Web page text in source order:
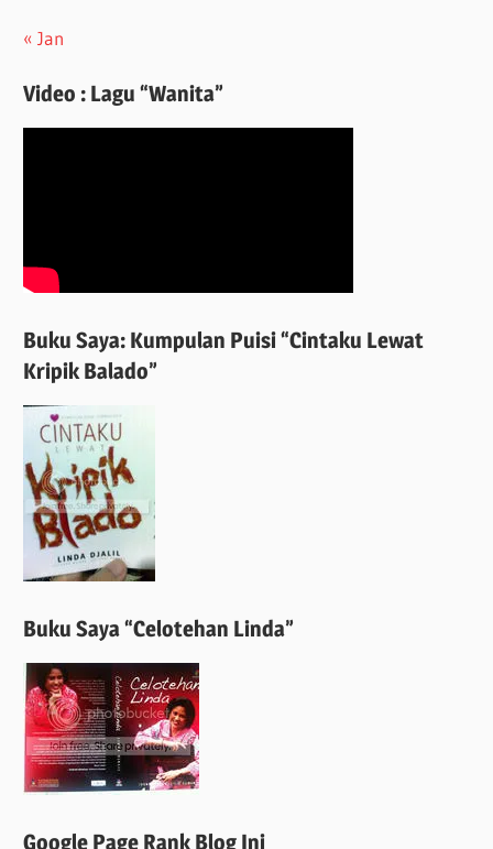
« Jan
Video : Lagu “Wanita”
Buku Saya: Kumpulan Puisi “Cintaku Lewat
Kripik Balado”
Buku Saya “Celotehan Linda”
Google Page Rank Blog Ini